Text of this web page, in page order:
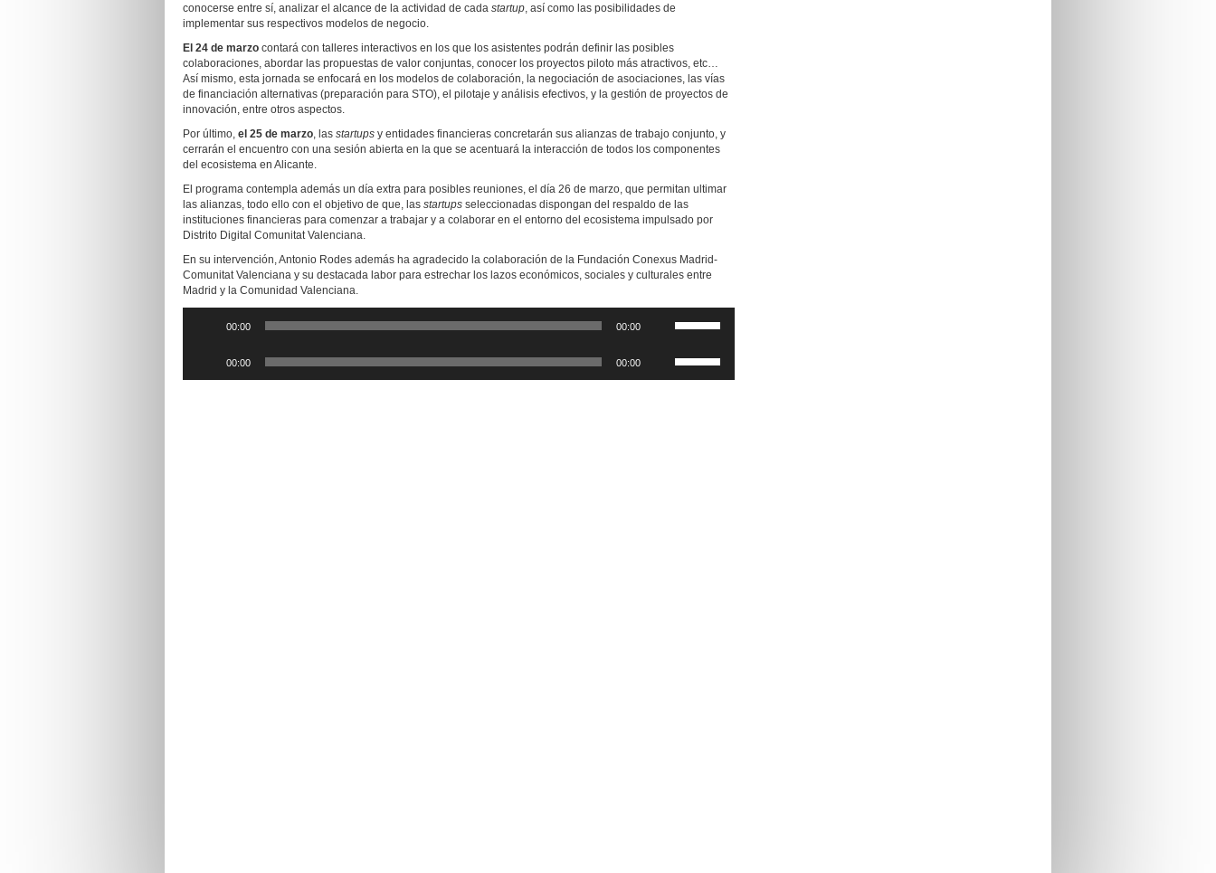
conocerse entre sí, analizar el alcance de la actividad de cada startup, así como las posibilidades de
implementar sus respectivos modelos de negocio.
El 24 de marzo contará con talleres interactivos en los que los asistentes podrán definir las posibles
colaboraciones, abordar las propuestas de valor conjuntas, conocer los proyectos piloto más atractivos, etc…
Así mismo, esta jornada se enfocará en los modelos de colaboración, la negociación de asociaciones, las vías
de financiación alternativas (preparación para STO), el pilotaje y análisis efectivos, y la gestión de proyectos de
innovación, entre otros aspectos.
Por último, el 25 de marzo, las startups y entidades financieras concretarán sus alianzas de trabajo conjunto, y
cerrarán el encuentro con una sesión abierta en la que se acentuará la interacción de todos los componentes
del ecosistema en Alicante.
El programa contempla además un día extra para posibles reuniones, el día 26 de marzo, que permitan ultimar
las alianzas, todo ello con el objetivo de que, las startups seleccionadas dispongan del respaldo de las
instituciones financieras para comenzar a trabajar y a colaborar en el entorno del ecosistema impulsado por
Distrito Digital Comunitat Valenciana.
En su intervención, Antonio Rodes además ha agradecido la colaboración de la Fundación Conexus Madrid-
Comunitat Valenciana y su destacada labor para estrechar los lazos económicos, sociales y culturales entre
Madrid y la Comunidad Valenciana.
00:00 00:00
las
de
audio
00:00 00:00
las
teclas